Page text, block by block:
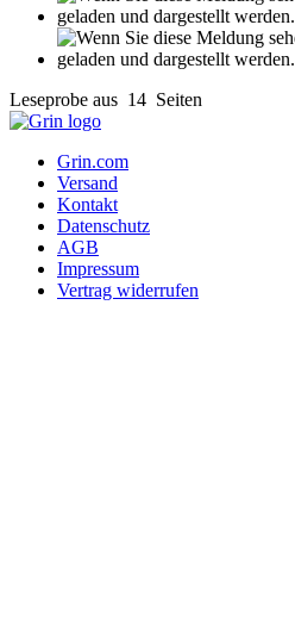
Grin.com
Versand
Kontakt
Datenschutz
AGB
Impressum